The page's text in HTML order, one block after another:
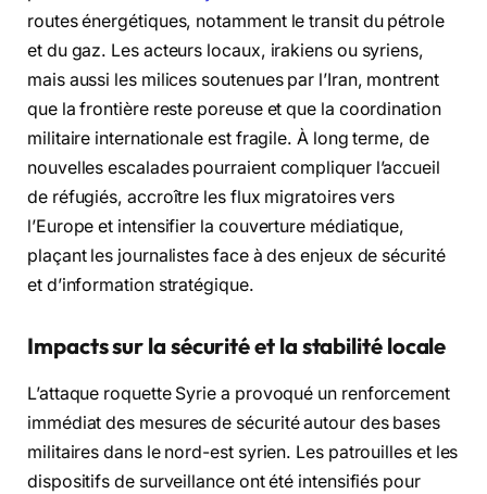
routes énergétiques, notamment le transit du pétrole
et du gaz. Les acteurs locaux, irakiens ou syriens,
mais aussi les milices soutenues par l’Iran, montrent
que la frontière reste poreuse et que la coordination
militaire internationale est fragile. À long terme, de
nouvelles escalades pourraient compliquer l’accueil
de réfugiés, accroître les flux migratoires vers
l’Europe et intensifier la couverture médiatique,
plaçant les journalistes face à des enjeux de sécurité
et d’information stratégique.
Impacts sur la sécurité et la stabilité locale
L’attaque roquette Syrie a provoqué un renforcement
immédiat des mesures de sécurité autour des bases
militaires dans le nord-est syrien. Les patrouilles et les
dispositifs de surveillance ont été intensifiés pour